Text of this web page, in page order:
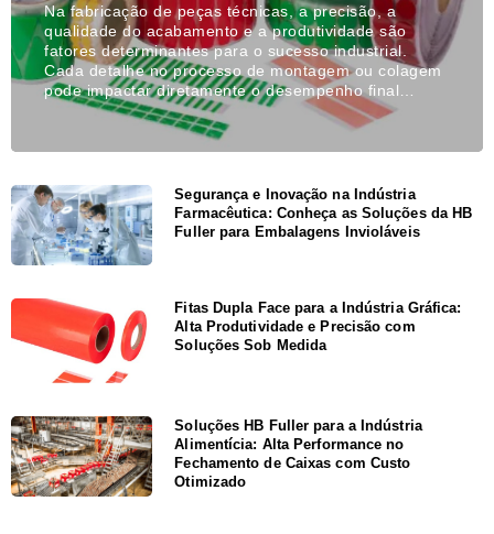
Na fabricação de peças técnicas, a precisão, a
qualidade do acabamento e a produtividade são
fatores determinantes para o sucesso industrial.
Cada detalhe no processo de montagem ou colagem
pode impactar diretamente o desempenho final…
Segurança e Inovação na Indústria
Farmacêutica: Conheça as Soluções da HB
Fuller para Embalagens Invioláveis
Fitas Dupla Face para a Indústria Gráfica:
Alta Produtividade e Precisão com
Soluções Sob Medida
Soluções HB Fuller para a Indústria
Alimentícia: Alta Performance no
Fechamento de Caixas com Custo
Otimizado